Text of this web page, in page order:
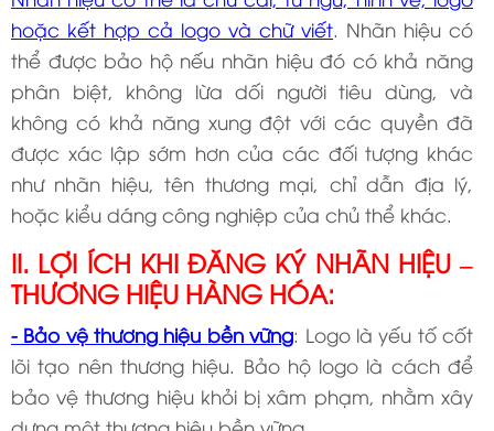
hoặc kết hợp cả logo và chữ viết . Nhãn hiệu có
thể được bảo hộ nếu nhãn hiệu đó có khả năng
phân biệt, không lừa dối người tiêu dùng, và
không có khả năng xung đột với các quyền đã
được xác lập sớm hơn của các đối tượng khác
như nhãn hiệu, tên thương mại, chỉ dẫn địa lý,
hoặc kiểu dáng công nghiệp của chủ thể khác.
II. LỢI ÍCH KHI ĐĂNG KÝ NHÃN HIỆU –
THƯƠNG HIỆU HÀNG HÓA:
- Bảo vệ thương hiệu bền vững: Logo là yếu tố cốt
lõi tạo nên thương hiệu. Bảo hộ logo là cách để
bảo vệ thương hiệu khỏi bị xâm phạm, nhằm xây